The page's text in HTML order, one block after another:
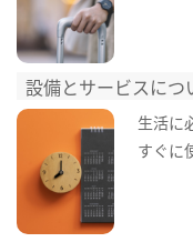
設備とサービスにつ
生活に
すぐに